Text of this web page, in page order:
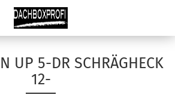
UP 5-DR SCHRÄGHECK
12-